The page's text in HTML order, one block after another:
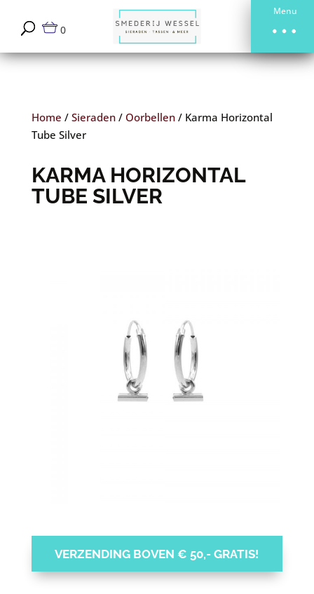
Menu
0
Home / Sieraden/ Oorbellen/ Karma Horizontal
Tube Silver
KARMA HORIZONTAL
TUBE SILVER
VERZENDING BOVEN € 50,- GRATIS!